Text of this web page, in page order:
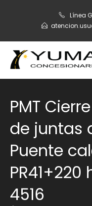
Línea
PMT
de juntas
Puente
4516